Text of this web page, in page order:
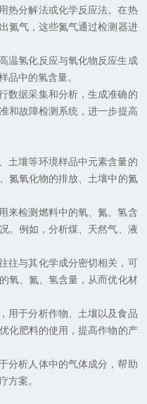
分解法或化学反应法。在热
氮气，这些氮气通过检测器进
氢化反应与氧化物反应生成
品中的氢含量。
据采集和分析，生成准确的
和故障检测系统，进一步提高
壤等环境样品中元素含量的
氮氧化物的排放、土壤中的氮
检测燃料中的氧、氮、氢含
。例如，分析煤、天然气、液
与其化学成分密切相关，可
氧、氮、氢含量，从而优化材
于分析作物、土壤以及食品
化肥料的使用，提高作物的产
析人体中的气体成分，帮助
方案。